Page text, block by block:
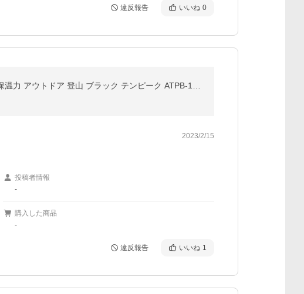
違反報告 いいね 0
2023/2/15
投稿者情報
-
購入した商品
-
違反報告 いいね 1